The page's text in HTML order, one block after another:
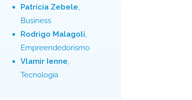
Patrícia Zebele,
Business
Rodrigo Malagoli,
Empreendedorismo
Vlamir Ienne,
Tecnologia